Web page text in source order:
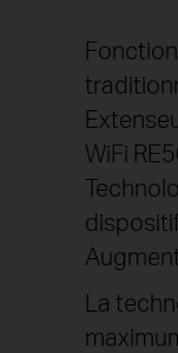
WiFi
La